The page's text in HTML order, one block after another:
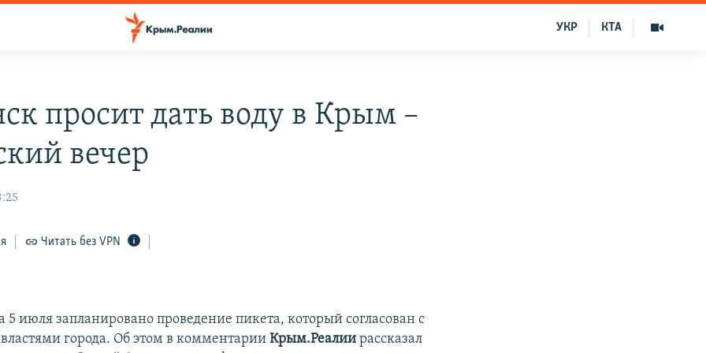
КТА
УКР
просит дать воду в Крым –
вечер
Читать без VPN
5 июля запланировано проведение пикета, который согласован с
города. Об этом в комментарииКрым.Реалии рассказал